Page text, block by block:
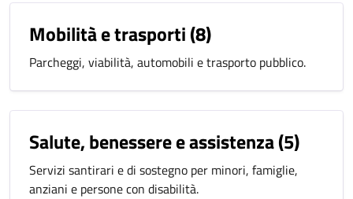
Mobilità e trasporti(8)
Parcheggi, viabilità, automobili e trasporto pubblico.
Salute, benessere e assistenza(5)
Servizi santirari e di sostegno per minori, famiglie,
anziani e persone con disabilità.